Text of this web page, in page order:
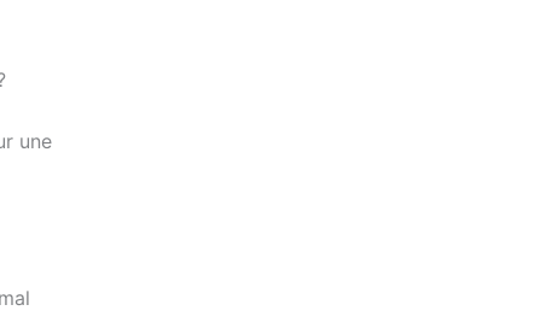
une